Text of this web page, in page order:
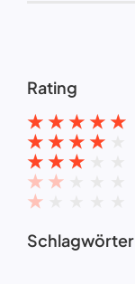
Rating
★ ★ ★ ★ ★
★ ★ ★ ★
★ ★ ★
★ ★
★
Schlagwörter